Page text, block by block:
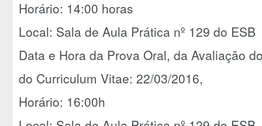
Horário: 14:00 horas
Local: Sala de Aula Prática nº 129 do ESB
Data e Hora da Prova Oral, da Avaliação
do Curriculum Vitae: 22/03/2016,
Horário: 16:00h